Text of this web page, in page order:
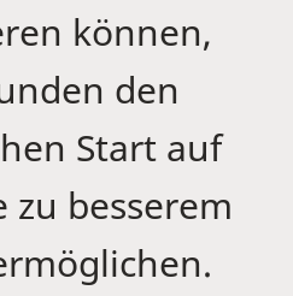
können,
den
Start auf
zu besserem